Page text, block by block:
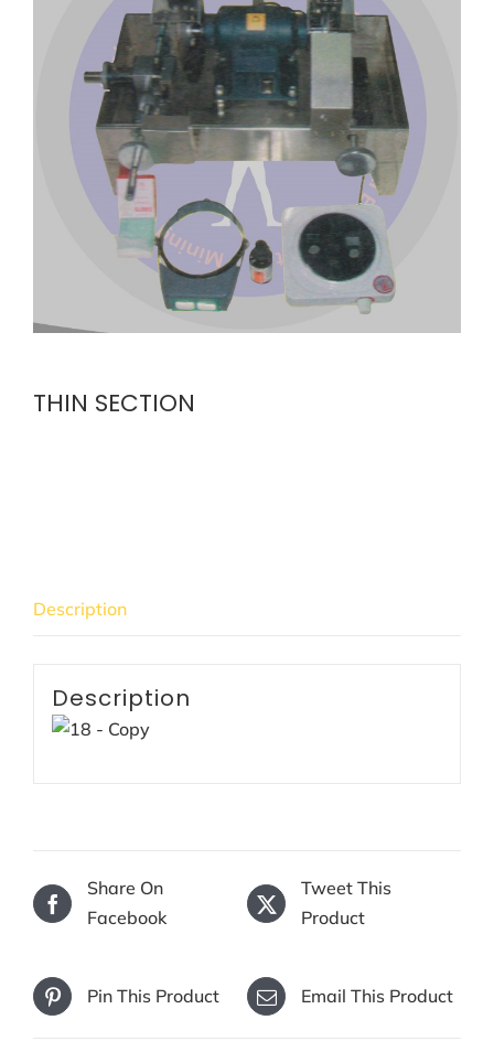
THIN SECTION
Description
Description
Share On
Facebook
Tweet This
Product
Pin This Product Email This Product